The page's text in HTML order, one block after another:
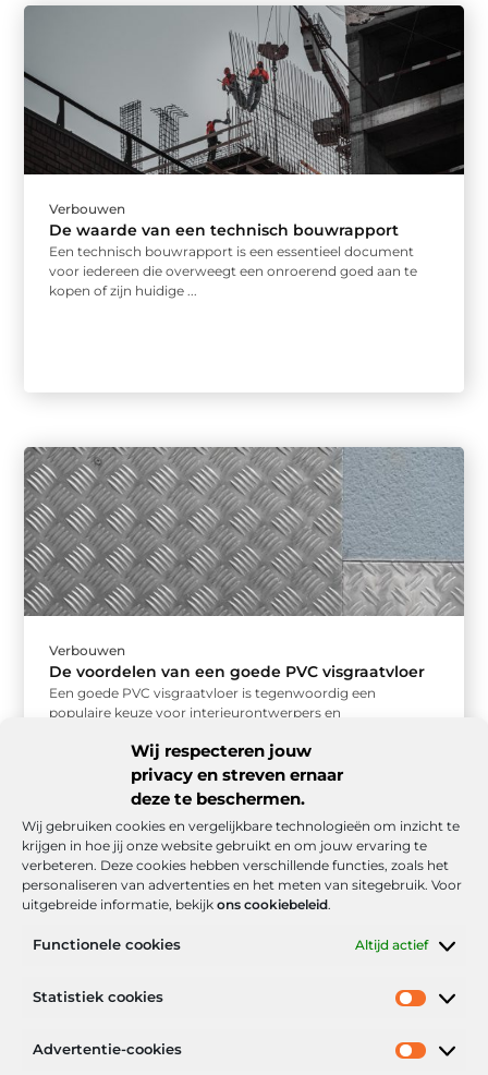
Wij respecteren jouw
privacy en streven ernaar
deze te beschermen.
Wij gebruiken cookies en vergelijkbare technologieën om inzicht te
krijgen in hoe jij onze website gebruikt en om jouw ervaring te
verbeteren. Deze cookies hebben verschillende functies, zoals het
personaliseren van advertenties en het meten van sitegebruik. Voor
uitgebreide informatie, bekijk ons cookiebeleid.
Functionele cookies Altijd actief
Statistiek cookies
Advertentie-cookies
Verbouwen
De waarde van een technisch bouwrapport
Een technisch bouwrapport is een essentieel document
voor iedereen die overweegt een onroerend goed aan te
kopen of zijn huidige ...
Verbouwen
De voordelen van een goede PVC visgraatvloer
Een goede PVC visgraatvloer is tegenwoordig een
populaire keuze voor interieurontwerpers en
Onze informatie